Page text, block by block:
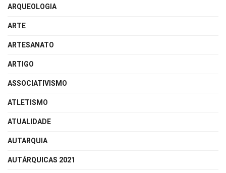
ARQUEOLOGIA
ARTE
ARTESANATO
ARTIGO
ASSOCIATIVISMO
ATLETISMO
ATUALIDADE
AUTARQUIA
AUTÁRQUICAS 2021